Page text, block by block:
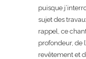
puisque
sujet des
rappel, ce
profondeur, de
revêtement et